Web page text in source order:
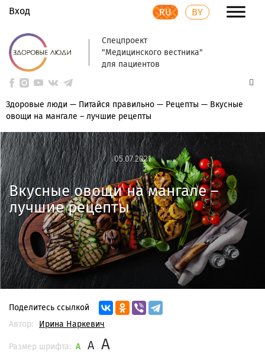
Вход RU BY
Спецпроект
"Медицинского вестника"
для пациентов
Здоровые люди — Питайся правильно — Рецепты — Вкусные
овощи на мангале – лучшие рецепты
05.07.2021
05.07.2021
Вкусные овощи на мангале –
лучшие рецепты
Поделитесь ссылкой
Автор:
Ирина Наркевич
Размер шрифта: A A A